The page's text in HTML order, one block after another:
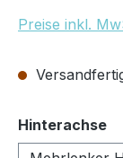
Preise inkl.
Hinterachse